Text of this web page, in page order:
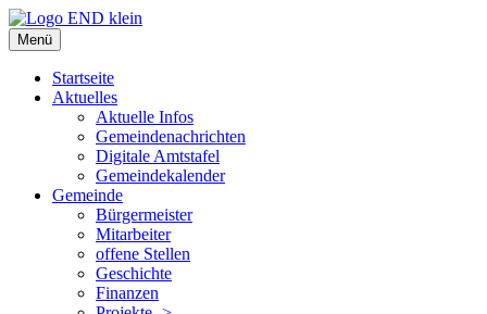
Zum
Inhalt
springen
Menü
Startseite
Aktuelles
Aktuelle Infos
Gemeindenachrichten
Digitale Amtstafel
Gemeindekalender
Gemeinde
Bürgermeister
Mitarbeiter
offene Stellen
Geschichte
Finanzen